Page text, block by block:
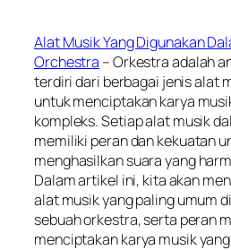
Alat Musik Yang Digunakan
Orchestra – Orkestra adalah
terdiri dari berbagai jenis alat
untuk menciptakan karya
kompleks. Setiap alat musik
memiliki peran dan kekuatan
menghasilkan suara yang
Dalam artikel ini, kita akan
alat musik yang paling umum
sebuah orkestra, serta peran
menciptakan karya musik